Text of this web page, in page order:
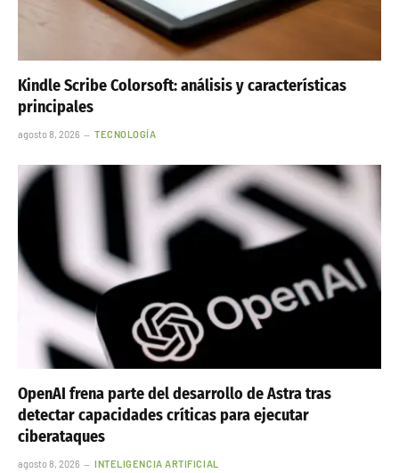
Kindle Scribe Colorsoft: análisis y características
principales
agosto 8, 2026 TECNOLOGÍA
OpenAI frena parte del desarrollo de Astra tras
detectar capacidades críticas para ejecutar
ciberataques
agosto 8, 2026 INTELIGENCIA ARTIFICIAL